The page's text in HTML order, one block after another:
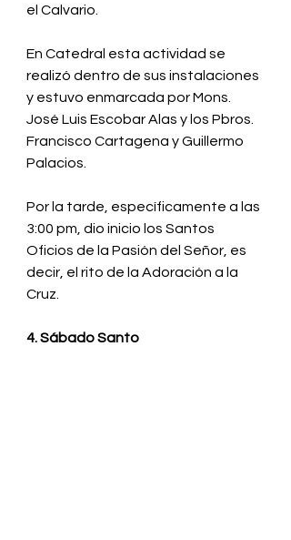
el Calvario.
En Catedral esta actividad se
realizó dentro de sus instalaciones
y estuvo enmarcada por Mons.
José Luis Escobar Alas y los Pbros.
Francisco Cartagena y Guillermo
Palacios.
Por la tarde, específicamente a las
3:00 pm, dio inicio los Santos
Oficios de la Pasión del Señor, es
decir, el rito de la Adoración a la
Cruz.
4. Sábado Santo